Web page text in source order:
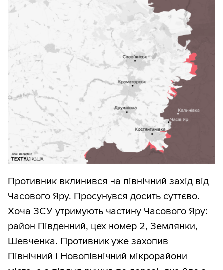
Противник вклинився на північний захід від
Часового Яру. Просунувся досить суттєво.
Хоча ЗСУ утримують частину Часового Яру:
район Південний, цех номер 2, Землянки,
Шевченка. Противник уже захопив
Північний і Новопівнічний мікрорайони